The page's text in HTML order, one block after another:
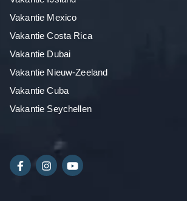
Vakantie Mexico
Vakantie Costa Rica
Vakantie Dubai
Vakantie Nieuw-Zeeland
Vakantie Cuba
Vakantie Seychellen